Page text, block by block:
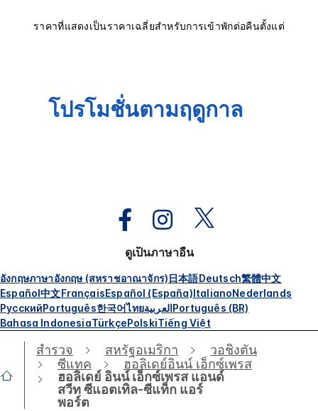
ราคาที่แสดงเป็นราคาเฉลี่ยสำหรับการเข้าพักต่อคืนตั้งแต่
โปรโมชั่นตามฤดูกาล
ดูเป็นภาษาอื่น
อังกฤษภาษาอังกฤษ (สหราชอาณาจักร)日本語Deutsch繁體中文
Español中文FrançaisEspañol (España)ItalianoNederlands
РусскийPortuguês한국어ไทยالعربيةPortuguês (BR)
Bahasa IndonesiaTürkçePolskiTiếng Việt
สำรวจ สหรัฐอเมริกา
วอชิงตัน
ซีแทค
ฮอลิเดย์อินน์ เอ็กซ์เพรส
ฮอลิเดย์ อินน์ เอ็กซ์เพรส แอนด์
สวีท ซีแอตเทิล-ซีแท็ก แอร์
พอร์ต